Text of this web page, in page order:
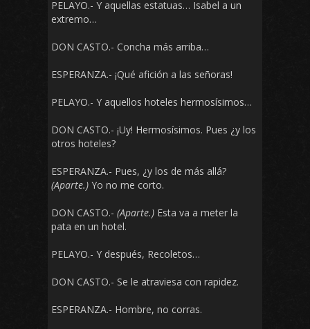
PELAYO.- Y aquellas estatuas… Isabel a un
extremo…
DON CASTO.- Concha más arriba…
ESPERANZA.- ¡Qué afición a las señoras!
PELAYO.- Y aquellos hoteles hermosísimos…
DON CASTO.- ¡Uy! Hermosísimos. Pues ¿y los
otros hoteles?
ESPERANZA.- Pues, ¿y los de más allá?
(Aparte.) Yo no me corto.
DON CASTO.- (Aparte.) Esta va a meter la
pata en un hotel.
PELAYO.- Y después, Recoletos…
DON CASTO.- Se le atraviesa con rapidez.
ESPERANZA.- Hombre, no corras.